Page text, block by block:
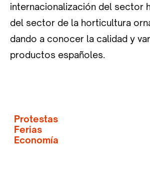
internacionalización del sector
del sector de la horticultura
dando a conocer la calidad y
productos españoles.
Protestas
Ferias
Economía